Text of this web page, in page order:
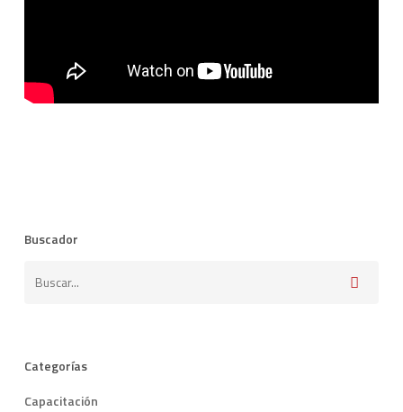
Buscador
Categorías
Capacitación